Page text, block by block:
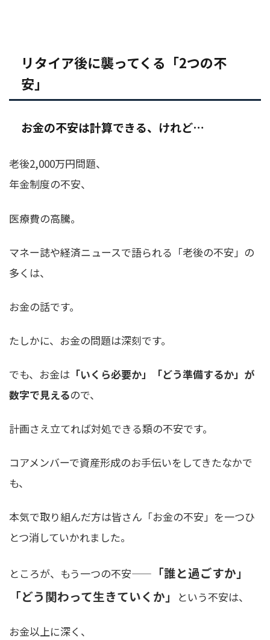
リタイア後に襲ってくる「2つの不
安」
お金の不安は計算できる、けれど…
老後2,000万円問題、
年金制度の不安、
医療費の高騰。
マネー誌や経済ニュースで語られる「老後の不安」の
多くは、
お金の話です。
たしかに、お金の問題は深刻です。
でも、お金は 「いくら必要か」「どう準備するか」が
数字で見えるので、
計画さえ立てれば対処できる類の不安です。
コアメンバーで資産形成のお手伝いをしてきたなかで
も、
本気で取り組んだ方は皆さん「お金の不安」を一つひ
とつ消していかれました。
ところが、もう一つの不安—— 「誰と過ごすか」
「どう関わって生きていくか」
という不安は、
お金以上に深く、